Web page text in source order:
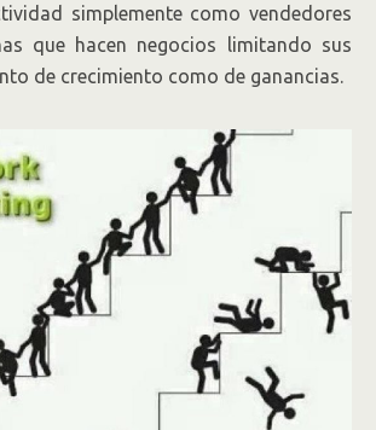
simplemente como vendedores
que hacen negocios limitando sus
de crecimiento como de ganancias.